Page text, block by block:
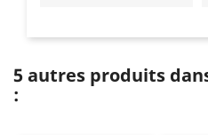
5 autres produits
: